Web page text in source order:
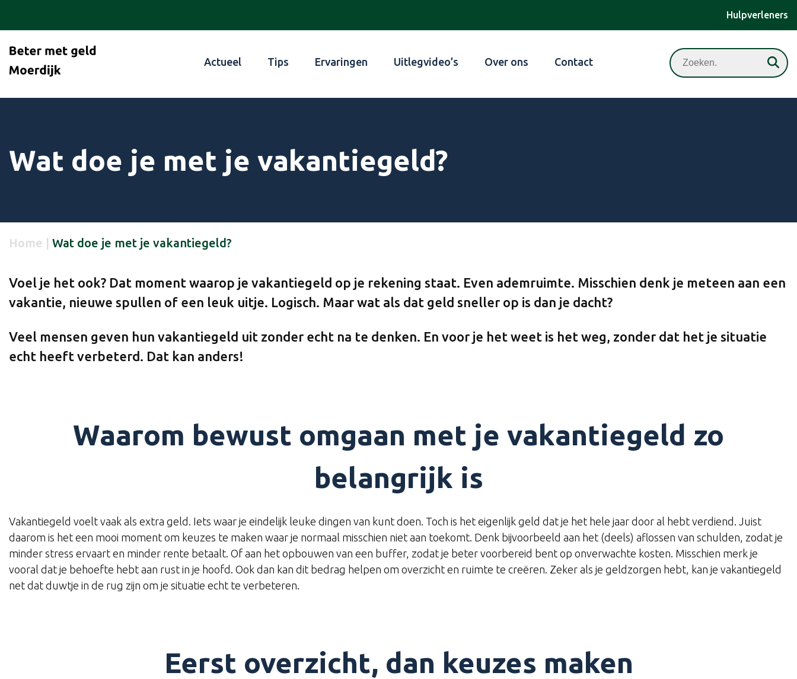
Hulpverleners
Actueel Tips Ervaringen Uitlegvideo’s Over ons Contact Zoeken
Wat doe je met je vakantiegeld?
Home Wat doe je met je vakantiegeld?
Voel je het ook? Dat moment waarop je vakantiegeld op je rekening staat. Even ademruimte. Misschien denk je meteen aan een
vakantie, nieuwe spullen of een leuk uitje. Logisch. Maar wat als dat geld sneller op is dan je dacht?
Veel mensen geven hun vakantiegeld uit zonder echt na te denken. En voor je het weet is het weg, zonder dat het je situatie
echt heeft verbeterd. Dat kan anders!
Waarom bewust omgaan met je vakantiegeld zo
belangrijk is
Vakantiegeld voelt vaak als extra geld. Iets waar je eindelijk leuke dingen van kunt doen. Toch is het eigenlijk geld dat je het hele jaar door al hebt verdiend. Juist
daarom is het een mooi moment om keuzes te maken waar je normaal misschien niet aan toekomt. Denk bijvoorbeeld aan het (deels) aflossen van schulden, zodat je
minder stress ervaart en minder rente betaalt. Of aan het opbouwen van een buffer, zodat je beter voorbereid bent op onverwachte kosten. Misschien merk je
vooral dat je behoefte hebt aan rust in je hoofd. Ook dan kan dit bedrag helpen om overzicht en ruimte te creëren. Zeker als je geldzorgen hebt, kan je vakantiegeld
net dat duwtje in de rug zijn om je situatie echt te verbeteren.
Eerst overzicht, dan keuzes maken